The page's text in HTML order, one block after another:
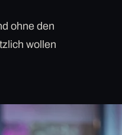
ohne den
wollen